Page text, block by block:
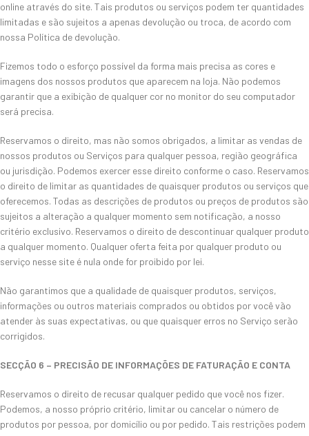
online através do site. Tais produtos ou serviços podem ter quantidades
limitadas e são sujeitos a apenas devolução ou troca, de acordo com
nossa Política de devolução.
Fizemos todo o esforço possível da forma mais precisa as cores e
imagens dos nossos produtos que aparecem na loja. Não podemos
garantir que a exibição de qualquer cor no monitor do seu computador
será precisa.
Reservamos o direito, mas não somos obrigados, a limitar as vendas de
nossos produtos ou Serviços para qualquer pessoa, região geográfica
ou jurisdição. Podemos exercer esse direito conforme o caso. Reservamos
o direito de limitar as quantidades de quaisquer produtos ou serviços que
oferecemos. Todas as descrições de produtos ou preços de produtos são
sujeitos a alteração a qualquer momento sem notificação, a nosso
critério exclusivo. Reservamos o direito de descontinuar qualquer produto
a qualquer momento. Qualquer oferta feita por qualquer produto ou
serviço nesse site é nula onde for proibido por lei.
Não garantimos que a qualidade de quaisquer produtos, serviços,
informações ou outros materiais comprados ou obtidos por você vão
atender às suas expectativas, ou que quaisquer erros no Serviço serão
corrigidos.
SECÇÃO 6 – PRECISÃO DE INFORMAÇÕES DE FATURAÇÃO E CONTA
Reservamos o direito de recusar qualquer pedido que você nos fizer.
Podemos, a nosso próprio critério, limitar ou cancelar o número de
produtos por pessoa, por domicílio ou por pedido. Tais restrições podem